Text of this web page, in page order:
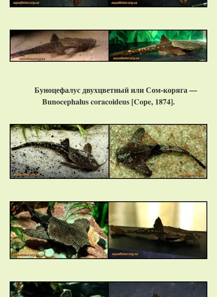
Буноцефалус двухцветный или Сом-коряга —
Bunocephalus coracoideus [Cope, 1874].